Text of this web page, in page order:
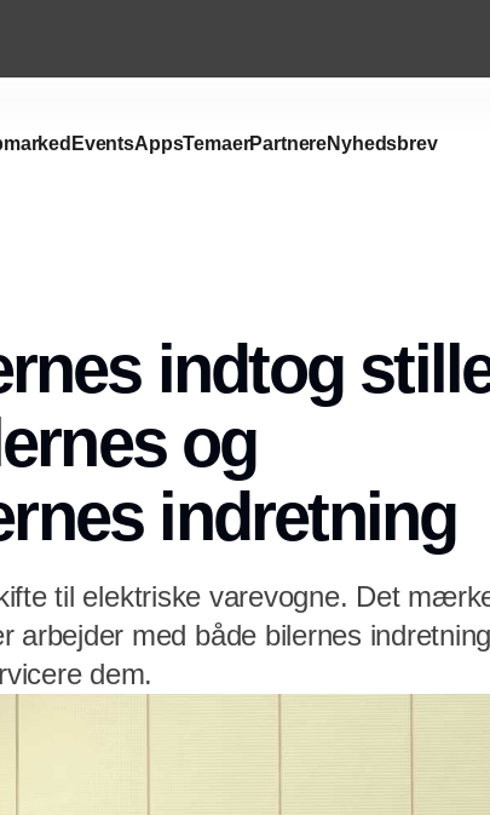
EventsAppsTemaerPartnereNyhedsbrev
indtog
og
indretning
til elektriske varevogne. Det
arbejder med både bilernes
dem.